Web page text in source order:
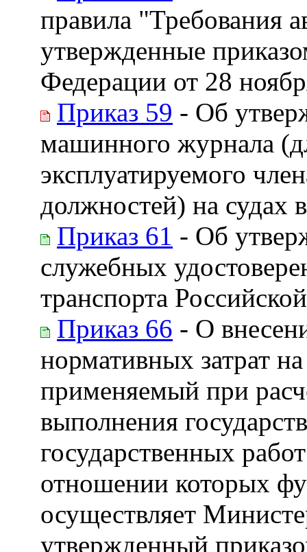
правила "Требования
утвержденные
Федерации от 28
Приказ 59 - Об
машинного журнала
эксплуатируемого
должностей) на судах
Приказ 61 - Об
служебных
транспорта
Приказ 66 - О
нормативных затрат
применяемый при
выполнения
государственных
отношении которых
осуществляет
утвержденный